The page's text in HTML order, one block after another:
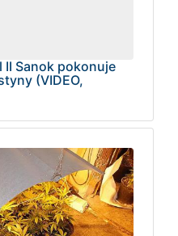
II Sanok pokonuje
(VIDEO,